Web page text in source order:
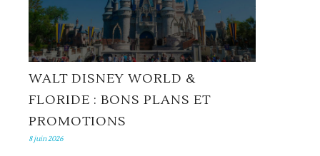
WALT DISNEY WORLD &
FLORIDE : BONS PLANS ET
PROMOTIONS
8 juin 2026